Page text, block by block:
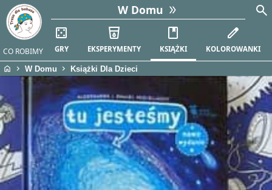
CO ROBIMY
W Domu
casino
GRY
local_drink
EKSPERYMENTY
book
KSIĄŻKI
edit
KOLOROWANKI
search
home chevron_right W Domu chevron_right Książki Dla Dzieci